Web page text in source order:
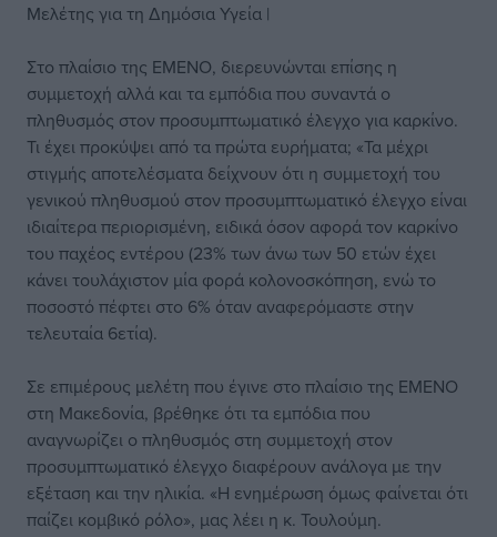
Μελέτης για τη Δημόσια Υγεία |
Στο πλαίσιο της ΕΜΕΝΟ, διερευνώνται επίσης η
συμμετοχή αλλά και τα εμπόδια που συναντά ο
πληθυσμός στον προσυμπτωματικό έλεγχο για καρκίνο.
Τι έχει προκύψει από τα πρώτα ευρήματα; «Τα μέχρι
στιγμής αποτελέσματα δείχνουν ότι η συμμετοχή του
γενικού πληθυσμού στον προσυμπτωματικό έλεγχο είναι
ιδιαίτερα περιορισμένη, ειδικά όσον αφορά τον καρκίνο
του παχέος εντέρου (23% των άνω των 50 ετών έχει
κάνει τουλάχιστον μία φορά κολονοσκόπηση, ενώ το
ποσοστό πέφτει στο 6% όταν αναφερόμαστε στην
τελευταία 6ετία).
Σε επιμέρους μελέτη που έγινε στο πλαίσιο της ΕΜΕΝΟ
στη Μακεδονία, βρέθηκε ότι τα εμπόδια που
αναγνωρίζει ο πληθυσμός στη συμμετοχή στον
προσυμπτωματικό έλεγχο διαφέρουν ανάλογα με την
εξέταση και την ηλικία. «Η ενημέρωση όμως φαίνεται ότι
παίζει κομβικό ρόλο», μας λέει η κ. Τουλούμη.